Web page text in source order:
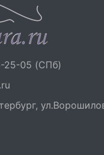
25-05 (СПб)